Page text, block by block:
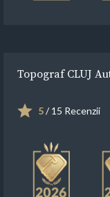
Topograf CLUJ
5/ 15 Recenzii